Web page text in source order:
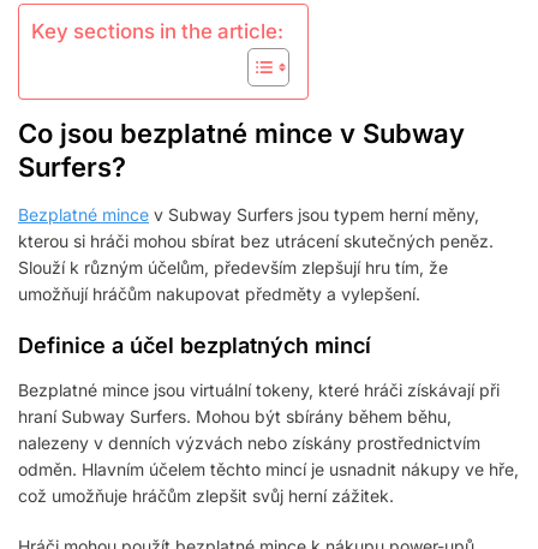
Key sections in the article:
Co jsou bezplatné mince v Subway
Surfers?
Bezplatné mince v Subway Surfers jsou typem herní měny,
kterou si hráči mohou sbírat bez utrácení skutečných peněz.
Slouží k různým účelům, především zlepšují hru tím, že
umožňují hráčům nakupovat předměty a vylepšení.
Definice a účel bezplatných mincí
Bezplatné mince jsou virtuální tokeny, které hráči získávají při
hraní Subway Surfers. Mohou být sbírány během běhu,
nalezeny v denních výzvách nebo získány prostřednictvím
odměn. Hlavním účelem těchto mincí je usnadnit nákupy ve hře,
což umožňuje hráčům zlepšit svůj herní zážitek.